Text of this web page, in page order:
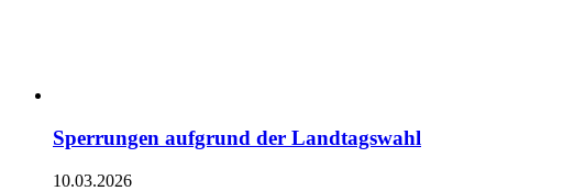
Sperrungen aufgrund der Landtagswahl
10.03.2026